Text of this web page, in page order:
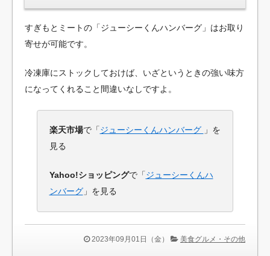
すぎもとミートの「ジューシーくんハンバーグ」はお取り
寄せが可能です。
冷凍庫にストックしておけば、いざというときの強い味方
になってくれること間違いなしですよ。
楽天市場で「ジューシーくんハンバーグ 」を
見る
Yahoo!ショッピングで「ジューシーくんハ
ンバーグ」を見る
2023年09月01日（金） 美食グルメ・その他